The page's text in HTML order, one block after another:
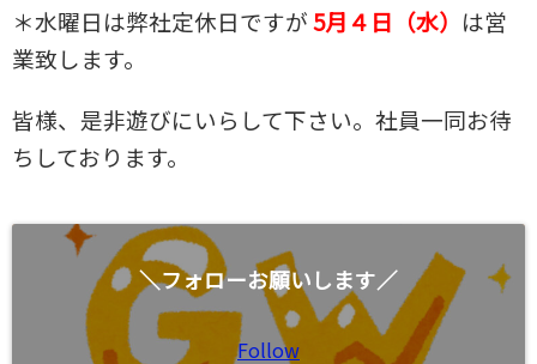
＊水曜日は弊社定休日ですが5月４日（水） は営
業致します。
皆様、是非遊びにいらして下さい。社員一同お待
ちしております。
＼フォローお願いします／
Follow